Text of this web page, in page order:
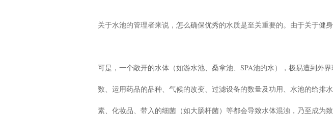
关于水池的管理者来说，怎么确保优秀的水质是至关重要的。由于关于健
可是，一个敞开的水体（如游水池、桑拿池、SPA池的水），极易遭到外
数、运用药品的品种、气候的改变、过滤设备的数量及功用、水池的给排
素、化妆品、带入的细菌（如大肠杆菌）等都会导致水体混浊，乃至成为致